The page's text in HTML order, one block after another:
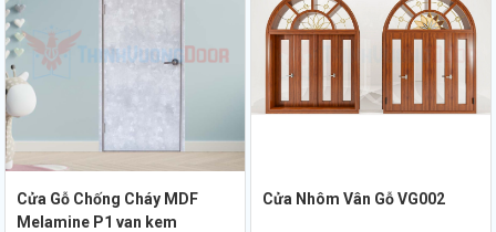
Cửa Gỗ Chống Cháy MDF
Melamine P1 van kem
Cửa Nhôm Vân Gỗ VG002